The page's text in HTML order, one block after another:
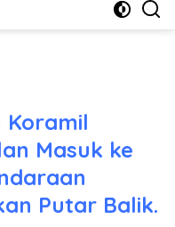
Koramil
Masuk ke
Putar Balik.